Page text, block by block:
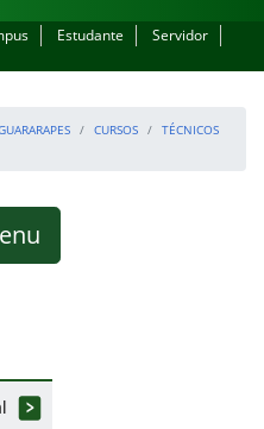
Estudante
Servidor
CURSOS
TÉCNICOS